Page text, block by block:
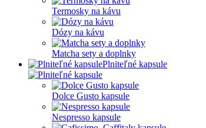
Termosky na kávu
Dózy na kávu
Matcha sety a doplnky
Plniteľné kapsule
Dolce Gusto kapsule
Nespresso kapsule